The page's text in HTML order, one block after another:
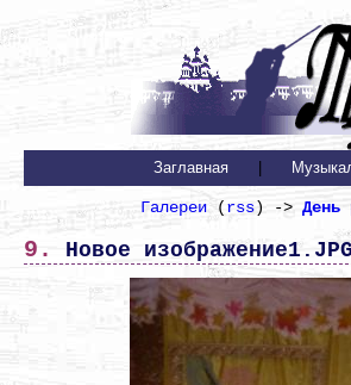
Заглавная
Галереи (rss) -> День
9. Новое изображение1.JPG